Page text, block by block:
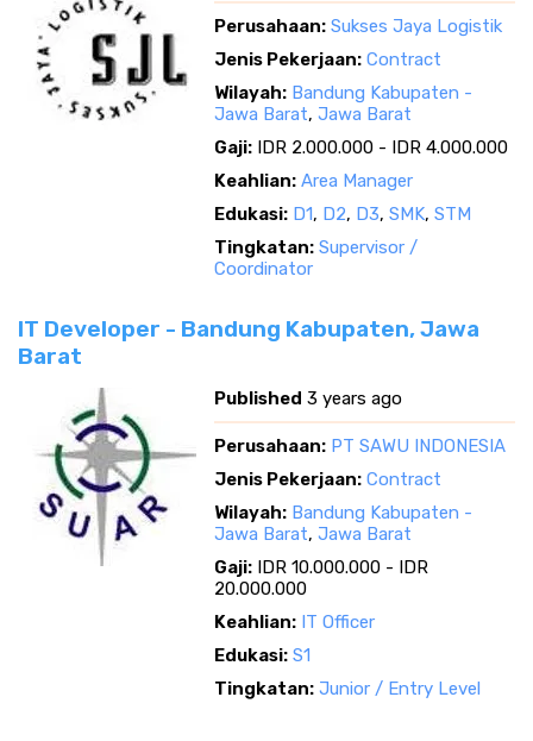
Perusahaan: Sukses Jaya Logistik
Jenis Pekerjaan: Contract
Wilayah: Bandung Kabupaten -
Jawa Barat, Jawa Barat
Gaji: IDR 2.000.000 - IDR 4.000.000
Keahlian: Area Manager
Edukasi: D1, D2, D3, SMK, STM
Tingkatan: Supervisor /
Coordinator
IT Developer - Bandung Kabupaten, Jawa
Barat
Published 3 years ago
Perusahaan: PT SAWU INDONESIA
Jenis Pekerjaan: Contract
Wilayah: Bandung Kabupaten -
Jawa Barat, Jawa Barat
Gaji: IDR 10.000.000 - IDR
20.000.000
Keahlian: IT Officer
Edukasi: S1
Tingkatan: Junior / Entry Level